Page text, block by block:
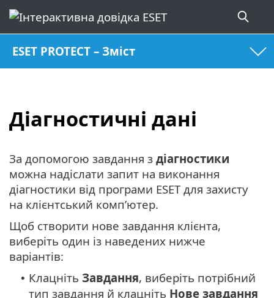
ESET PROTECT – Зміст
Діагностичні дані
За допомогою завдання з діагностики
можна надіслати запит на виконання
діагностики від програми ESET для захисту
на клієнтський комп’ютер.
Щоб створити нове завдання клієнта,
виберіть один із наведених нижче
варіантів:
• Клацніть Завдання, виберіть потрібний
тип завдання й клацніть Нове завдання